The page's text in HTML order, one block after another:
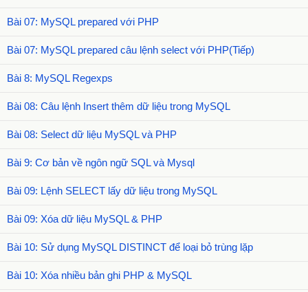
Bài 07: MySQL prepared với PHP
Bài 07: MySQL prepared câu lệnh select với PHP(Tiếp)
Bài 8: MySQL Regexps
Bài 08: Câu lệnh Insert thêm dữ liệu trong MySQL
Bài 08: Select dữ liệu MySQL và PHP
Bài 9: Cơ bản về ngôn ngữ SQL và Mysql
Bài 09: Lệnh SELECT lấy dữ liệu trong MySQL
Bài 09: Xóa dữ liệu MySQL & PHP
Bài 10: Sử dụng MySQL DISTINCT để loại bỏ trùng lặp
Bài 10: Xóa nhiều bản ghi PHP & MySQL